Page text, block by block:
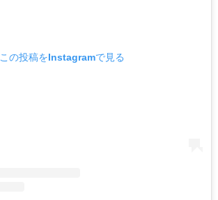
この投稿をInstagramで見る